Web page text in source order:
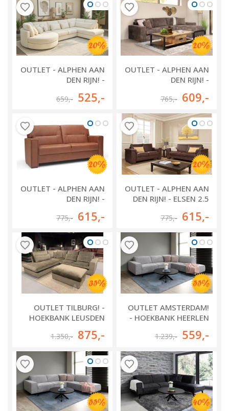
OUTLET - ALPHEN AAN
DEN RIJN! -
659,- 525,-
OUTLET - ALPHEN AAN
DEN RIJN! -
765,- 609,-
OUTLET - ALPHEN AAN
DEN RIJN! -
775,- 615,-
OUTLET - ALPHEN AAN
DEN RIJN! - ELSEN 2.5
775,- 615,-
OUTLET TILBURG! -
HOEKBANK LEUSDEN
1.350,- 875,-
OUTLET AMSTERDAM!
- HOEKBANK HEERLEN
1.239,- 559,-